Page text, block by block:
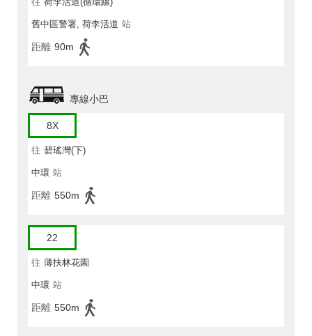
舊中區警署, 荷李活道 站
距離 90m
專線小巴
8X
往 碧瑤灣(下)
中環 站
距離 550m
22
往 薄扶林花園
中環 站
距離 550m